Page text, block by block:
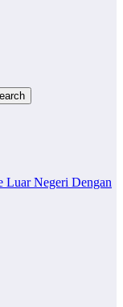
Luar Negeri Dengan